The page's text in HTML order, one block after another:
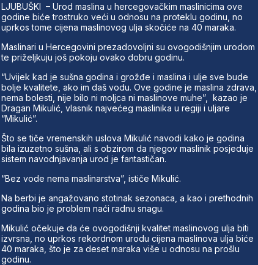
LJUBUŠKI – Urod maslina u hercegovačkim maslinicima ove
godine biće trostruko veći u odnosu na proteklu godinu, no
uprkos tome cijena maslinovog ulja skočiće na 40 maraka.
Maslinari u Hercegovini prezadovoljni su ovogodišnjim urodom
te priželjkuju još pokoju ovako dobru godinu.
“Uvijek kad je sušna godina i grožđe i maslina i ulje sve bude
bolje kvalitete, ako im daš vodu. Ove godine je maslina zdrava,
nema bolesti, nije bilo ni moljca ni maslinove muhe”, kazao je
Dragan Mikulić, vlasnik najvećeg maslinika u regiji i uljare
“Mikulić”.
Što se tiče vremenskih uslova Mikulić navodi kako je godina
bila izuzetno sušna, ali s obzirom da njegov maslinik posjeduje
sistem navodnjavanja urod je fantastičan.
“Bez vode nema maslinarstva”, ističe Mikulić.
Na berbi je angažovano stotinak sezonaca, a kao i prethodnih
godina bio je problem naći radnu snagu.
Mikulić očekuje da će ovogodišnji kvalitet maslinovog ulja biti
izvrsna, no uprkos rekordnom urodu cijena maslinova ulja biće
40 maraka, što je za deset maraka više u odnosu na prošlu
godinu.